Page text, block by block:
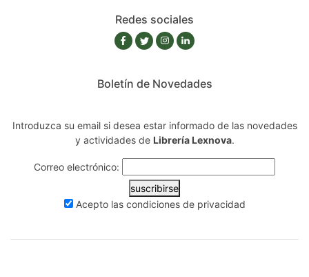
Redes sociales
Boletín de Novedades
Introduzca su email si desea estar informado de las novedades
y actividades de Librería Lexnova.
Correo electrónico:
suscribirse
Acepto las condiciones de privacidad